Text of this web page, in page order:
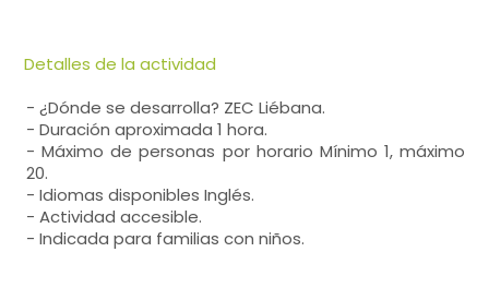
Detalles de la actividad
- ¿Dónde se desarrolla? ZEC Liébana.
- Duración aproximada 1 hora.
- Máximo de personas por horario Mínimo 1, máximo
20.
- Idiomas disponibles Inglés.
- Actividad accesible.
- Indicada para familias con niños.